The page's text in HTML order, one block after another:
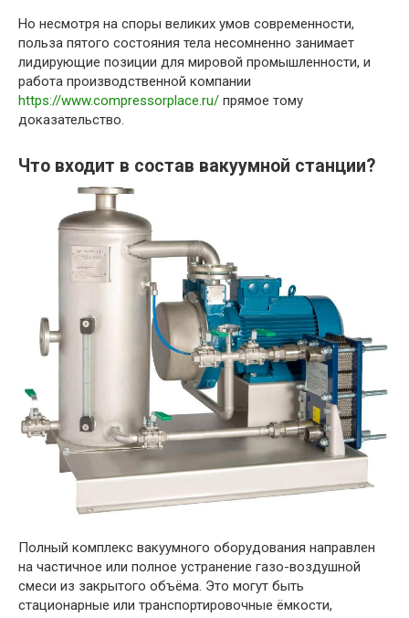
Но несмотря на споры великих умов современности,
польза пятого состояния тела несомненно занимает
лидирующие позиции для мировой промышленности, и
работа производственной компании
https://www.compressorplace.ru/ прямое тому
доказательство.
Что входит в состав вакуумной станции?
Полный комплекс вакуумного оборудования направлен
на частичное или полное устранение газо-воздушной
смеси из закрытого объёма. Это могут быть
стационарные или транспортировочные ёмкости,